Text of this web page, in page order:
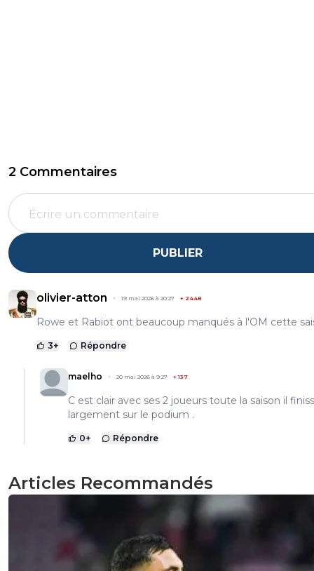
2 Commentaires
PUBLIER
olivier-atton 19 mai 2026 à 20:27 + 2448
Rowe et Rabiot ont beaucoup manqués à l'OM cette
3+ Répondre
maelho 20 mai 2026 à 9:27 +137
C est clair avec ses 2 joueurs toute la saison il
largement sur le podium .
0+ Répondre
Articles Recommandés